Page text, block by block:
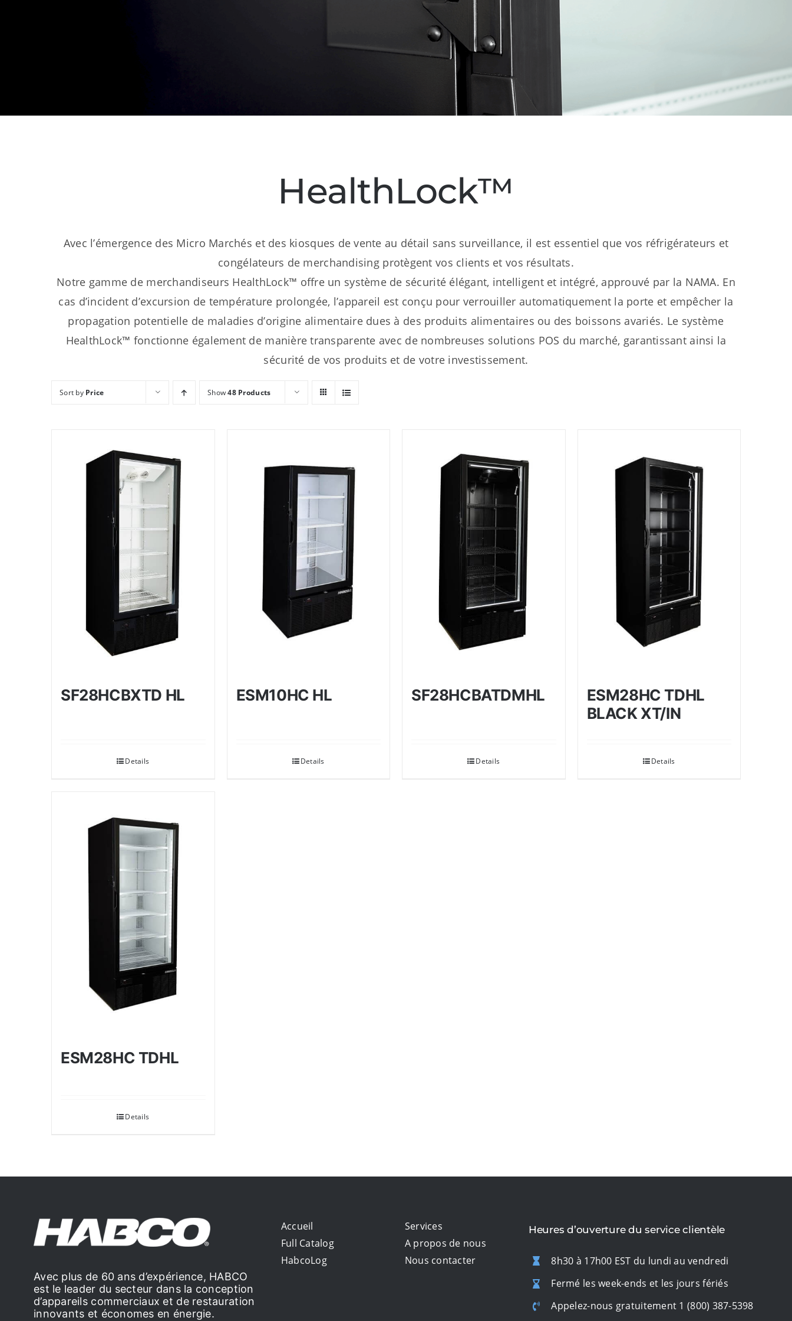
HealthLock™
Avec l’émergence des Micro Marchés et des kiosques de vente au détail sans surveillance, il est essentiel que vos réfrigérateurs et
congélateurs de merchandising protègent vos clients et vos résultats.
Notre gamme de merchandiseurs HealthLock™ offre un système de sécurité élégant, intelligent et intégré, approuvé par la NAMA. En
cas d’incident d’excursion de température prolongée, l’appareil est conçu pour verrouiller automatiquement la porte et empêcher la
propagation potentielle de maladies d’origine alimentaire dues à des produits alimentaires ou des boissons avariés. Le système
HealthLock™ fonctionne également de manière transparente avec de nombreuses solutions POS du marché, garantissant ainsi la
sécurité de vos produits et de votre investissement.
Sort by Price Show48 Products
SF28HCBXTD HL
Details
ESM10HC HL
Details
SF28HCBATDMHL
Details
ESM28HC TDHL
BLACK XT/IN
Details
ESM28HC TDHL
Details
Avec plus de 60 ans d’expérience, HABCO
est le leader du secteur dans la conception
d’appareils commerciaux et de restauration
innovants et économes en énergie.
Accueil
Full Catalog
HabcoLog
Services
A propos de nous
Nous contacter
Heures d’ouverture du service clientèle
8h30 à 17h00 EST du lundi au vendredi
Fermé les week-ends et les jours fériés
Appelez-nous gratuitement 1 (800) 387-5398